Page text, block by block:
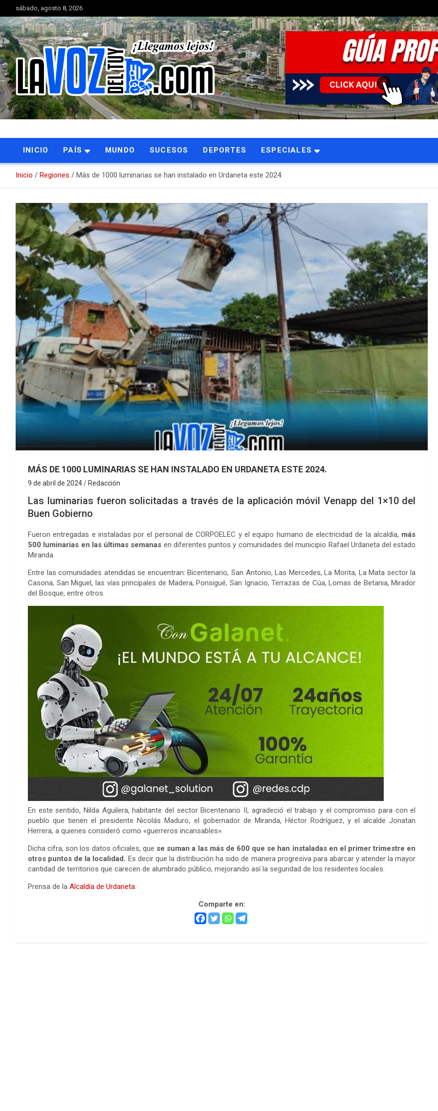
al
contenido
sábado, agosto 8, 2026
La Voz del Tuy
Portal de noticias
INICIO PAÍS MUNDO SUCESOS DEPORTES ESPECIALES
Inicio Regiones Más de 1000 luminarias se han instalado en Urdaneta este 2024.
MÁS DE 1000 LUMINARIAS SE HAN INSTALADO EN URDANETA ESTE 2024.
9 de abril de 2024 Redacción
Las luminarias fueron solicitadas a través de la aplicación móvil Venapp del 1×10 del
Buen Gobierno
Fueron entregadas e instaladas por el personal de CORPOELEC y el equipo humano de electricidad de la alcaldía, más
500 luminarias en las últimas semanas en diferentes puntos y comunidades del municipio Rafael Urdaneta del estado
Miranda.
Entre las comunidades atendidas se encuentran: Bicentenario, San Antonio, Las Mercedes, La Morita, La Mata sector la
Casona, San Miguel, las vías principales de Madera, Ponsigué, San Ignacio, Terrazas de Cúa, Lomas de Betania, Mirador
del Bosque, entre otros.
En este sentido, Nilda Aguilera, habitante del sector Bicentenario II, agradeció el trabajo y el compromiso para con el
pueblo que tienen el presidente Nicolás Maduro, el gobernador de Miranda, Héctor Rodríguez, y el alcalde Jonatan
Herrera, a quienes consideró como «guerreros incansables».
Dicha cifra, son los datos oficiales, que se suman a las más de 600 que se han instaladas en el primer trimestre en
otros puntos de la localidad. Es decir que la distribución ha sido de manera progresiva para abarcar y atender la mayor
cantidad de territorios que carecen de alumbrado público, mejorando así la seguridad de los residentes locales.
Prensa de la Alcaldía de Urdaneta.
Comparte en: